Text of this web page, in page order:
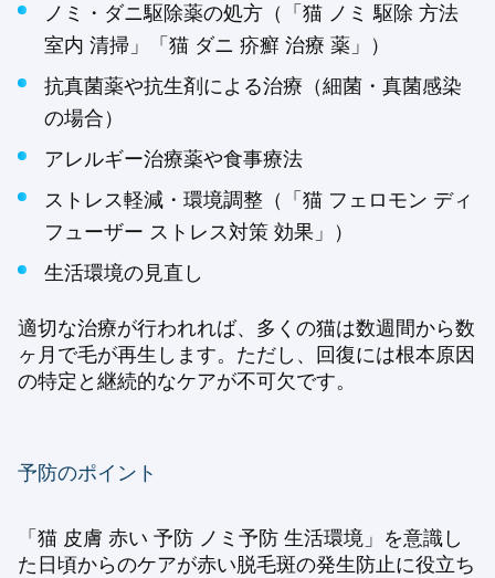
ノミ・ダニ駆除薬の処方（「猫 ノミ 駆除 方法
室内 清掃」「猫 ダニ 疥癬 治療 薬」）
抗真菌薬や抗生剤による治療（細菌・真菌感染
の場合）
アレルギー治療薬や食事療法
ストレス軽減・環境調整（「猫 フェロモン ディ
フューザー ストレス対策 効果」）
生活環境の見直し
適切な治療が行われれば、多くの猫は数週間から数
ヶ月で毛が再生します。ただし、回復には根本原因
の特定と継続的なケアが不可欠です。
予防のポイント
「猫 皮膚 赤い 予防 ノミ予防 生活環境」を意識し
た日頃からのケアが赤い脱毛斑の発生防止に役立ち